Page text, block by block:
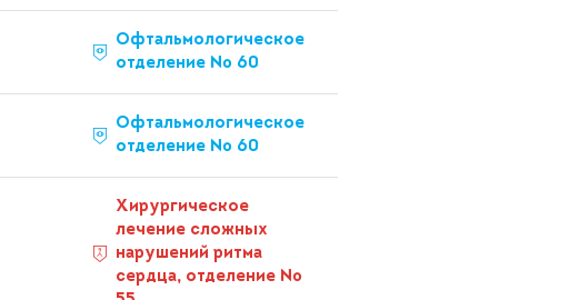
Офтальмологическое
отделение № 60
Офтальмологическое
отделение № 60
Хирургическое
лечение сложных
нарушений ритма
сердца, отделение №